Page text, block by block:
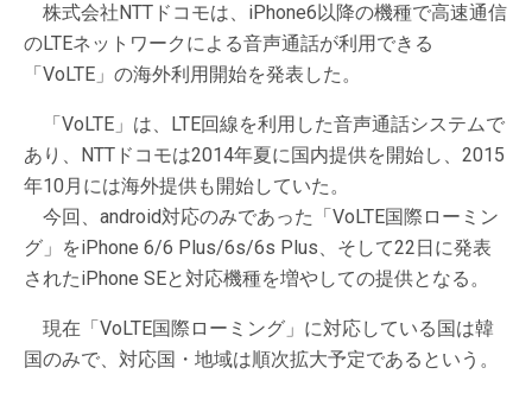
株式会社NTTドコモは、iPhone6以降の機種で高速通信
のLTEネットワークによる音声通話が利用できる
「VoLTE」の海外利用開始を発表した。
「VoLTE」は、LTE回線を利用した音声通話システムで
あり、NTTドコモは2014年夏に国内提供を開始し、2015
年10月には海外提供も開始していた。
今回、android対応のみであった「VoLTE国際ローミン
グ」をiPhone 6/6 Plus/6s/6s Plus、そして22日に発表
されたiPhone SEと対応機種を増やしての提供となる。
現在「VoLTE国際ローミング」に対応している国は韓
国のみで、対応国・地域は順次拡大予定であるという。